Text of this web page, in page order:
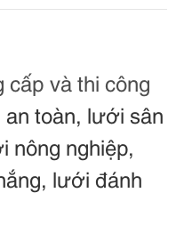
cấp và thi công
toàn, lưới sân
nông nghiệp,
lưới đánh